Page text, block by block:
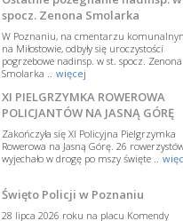
w funkcjonariuszki i funkcjonariuszy
Policj .. więcej
Dodatkowe zarobkowanie
policjantów. NSZZP: obecne
rozwiązania wymagają zmian
zmiany przepisów regulujących
podejmowanie przez policjantów
dodatkowej pracy zarobkowe ..
więcej
Krok 1. Umorzenie. Krok 2.
z hejtem
Postępowanie dotyczące interwencji
Policji w miejscu zamieszkania red.
Tomasza Sakiewicza zostało
spocz. Zenona Smolarka
W Poznaniu, na cmentarzu
na Miłostowie, odbyły się uroczystości
pogrzebowe nadinsp. w st. spocz. Zenona
Smolarka .. więcej
XI PIELGRZYMKA ROWEROWA
POLICJANTÓW NA JASNĄ GÓRĘ
Zakończyła się XI Policyjna Pielgrzymka
Rowerowa na Jasną Górę. 26
wyjechało w drogę po mszy święte ..
Święto Policji w Poznaniu
28 lipca 2026 roku na placu Komendy